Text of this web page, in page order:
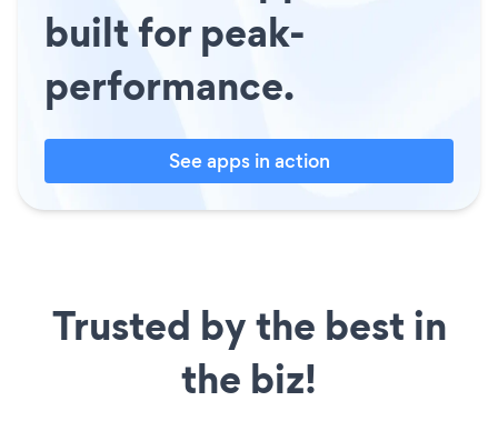
built for peak-
performance.
See apps in action
Trusted by the best in
the biz!